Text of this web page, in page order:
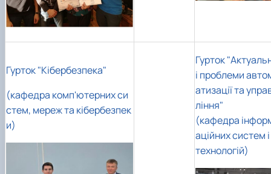
Гурток "Кібербезпека"
(кафедра комп'ютерних си
стем, мереж та кібербезпек
и)
Гурток
і проблеми
атизації та
ління"
(кафедра
аційних систем і
технологій)